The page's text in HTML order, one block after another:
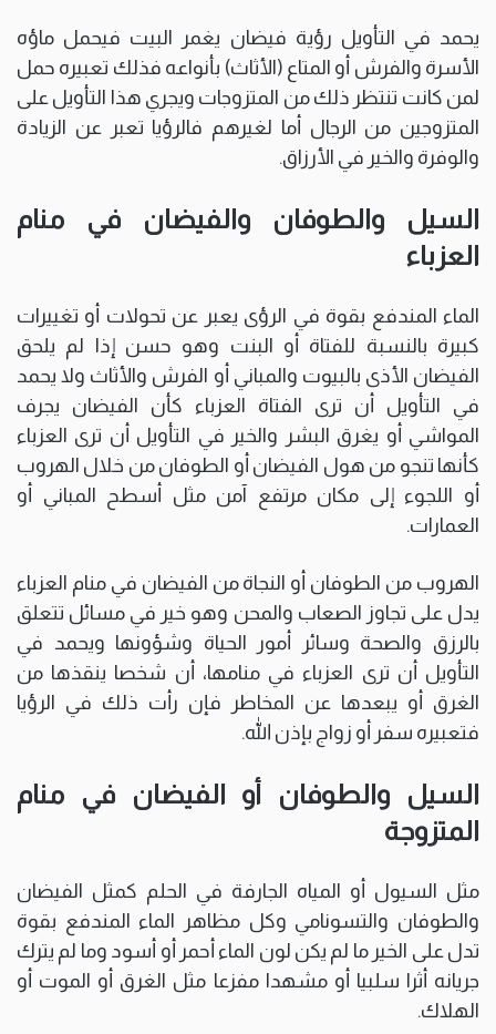
يحمد في التأويل رؤية فيضان يغمر البيت فيحمل ماؤه
الأسرة والفرش أو المتاع (الأثاث) بأنواعه فذلك تعبيره حمل
لمن كانت تنتظر ذلك من المتزوجات ويجري هذا التأويل على
المتزوجين من الرجال أما لغيرهم فالرؤيا تعبر عن الزيادة
والوفرة والخير في الأرزاق.
السيل والطوفان والفيضان في منام
العزباء
الماء المندفع بقوة في الرؤى يعبر عن تحولات أو تغييرات
كبيرة بالنسبة للفتاة أو البنت وهو حسن إذا لم يلحق
الفيضان الأذى بالبيوت والمباني أو الفرش والأثاث ولا يحمد
في التأويل أن ترى الفتاة العزباء كأن الفيضان يجرف
المواشي أو يغرق البشر والخير في التأويل أن ترى العزباء
كأنها تنجو من هول الفيضان أو الطوفان من خلال الهروب
أو اللجوء إلى مكان مرتفع آمن مثل أسطح المباني أو
العمارات.
الهروب من الطوفان أو النجاة من الفيضان في منام العزباء
يدل على تجاوز الصعاب والمحن وهو خير في مسائل تتعلق
بالرزق والصحة وسائر أمور الحياة وشؤونها ويحمد في
التأويل أن ترى العزباء في منامها، أن شخصا ينقذها من
الغرق أو يبعدها عن المخاطر فإن رأت ذلك في الرؤيا
فتعبيره سفر أو زواج بإذن الله.
السيل والطوفان أو الفيضان في منام
المتزوجة
مثل السيول أو المياه الجارفة في الحلم كمثل الفيضان
والطوفان والتسونامي وكل مظاهر الماء المندفع بقوة
تدل على الخير ما لم يكن لون الماء أحمر أو أسود وما لم يترك
جريانه أثرا سلبيا أو مشهدا مفزعا مثل الغرق أو الموت أو
الهلاك.